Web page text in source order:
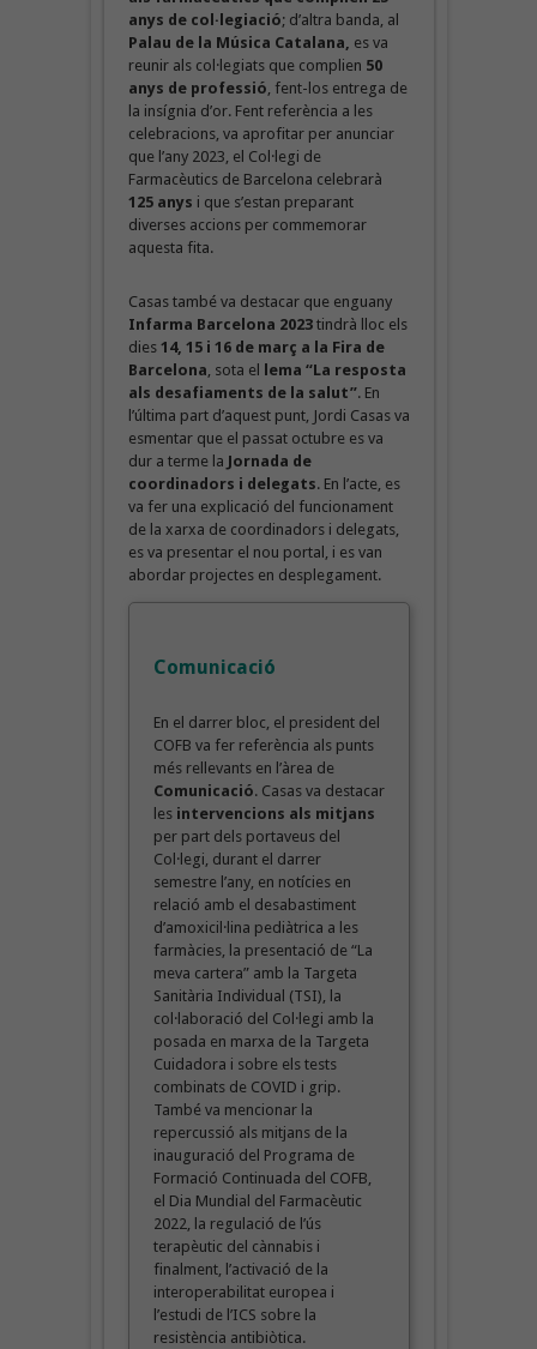
anys de col·legiació; d’altra banda, al
Palau de la Música Catalana, es va
reunir als col·legiats que complien 50
anys de professió , fent-los entrega de
la insígnia d’or. Fent referència a les
celebracions, va aprofitar per anunciar
que l’any 2023, el Col·legi de
Farmacèutics de Barcelona celebrarà
125 anys i que s’estan preparant
diverses accions per commemorar
aquesta fita.
Casas també va destacar que enguany
Infarma Barcelona 2023tindrà lloc els
dies 14, 15 i 16 de març a la Fira de
Barcelona , sota el
lema “La resposta
als desafiaments de la salut”. En
l’última part d’aquest punt, Jordi Casas va
esmentar que el passat octubre es va
dur a terme la Jornada de
coordinadors i delegats. En l’acte, es
va fer una explicació del funcionament
de la xarxa de coordinadors i delegats,
es va presentar el nou portal, i es van
abordar projectes en desplegament.
Comunicació
En el darrer bloc, el president del
COFB va fer referència als punts
més rellevants en l’àrea de
Comunicació. Casas va destacar
les intervencions als mitjans
per part dels portaveus del
Col·legi, durant el darrer
semestre l’any, en notícies en
relació amb el desabastiment
d’amoxicil·lina pediàtrica a les
farmàcies, la presentació de “La
meva cartera” amb la Targeta
Sanitària Individual (TSI), la
col·laboració del Col·legi amb la
posada en marxa de la Targeta
Cuidadora i sobre els tests
combinats de COVID i grip.
També va mencionar la
repercussió als mitjans de la
inauguració del Programa de
Formació Continuada del COFB,
el Dia Mundial del Farmacèutic
2022, la regulació de l’ús
terapèutic del cànnabis i
finalment, l’activació de la
interoperabilitat europea i
l’estudi de l’ICS sobre la
resistència antibiòtica.